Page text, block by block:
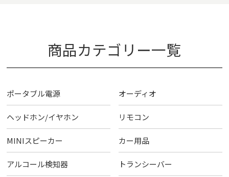
商品カテゴリー一覧
ポータブル電源 オーディオ
ヘッドホン/イヤホン リモコン
MINIスピーカー カー用品
アルコール検知器 トランシーバー